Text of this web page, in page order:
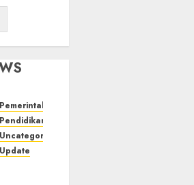
Pemerintahan
Pendidikan
Uncategorized
Update